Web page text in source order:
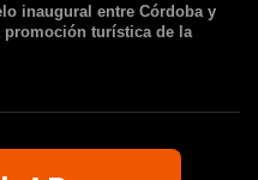
inaugural entre Córdoba y
promoción turística de la